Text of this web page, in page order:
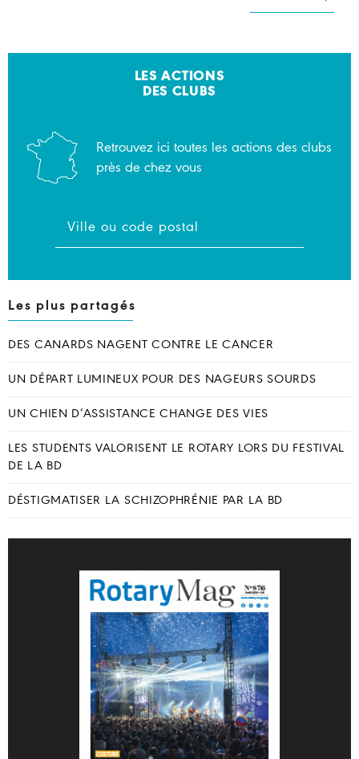
LES ACTIONS
DES CLUBS
Retrouvez ici toutes les actions des clubs
près de chez vous
Les plus partagés
DES CANARDS NAGENT CONTRE LE CANCER
UN DÉPART LUMINEUX POUR DES NAGEURS SOURDS
UN CHIEN D’ASSISTANCE CHANGE DES VIES
LES STUDENTS VALORISENT LE ROTARY LORS DU FESTIVAL
DE LA BD
DÉSTIGMATISER LA SCHIZOPHRÉNIE PAR LA BD